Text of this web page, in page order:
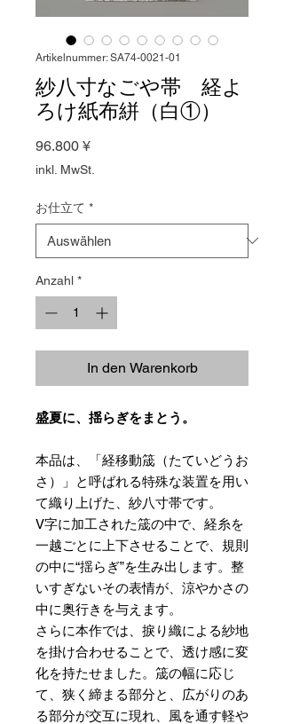
Artikelnummer: SA74-0021-01
紗八寸なごや帯 経よ
ろけ紙布絣（白①）
96.800 ¥Preis
inkl. MwSt.
お仕立て *
Anzahl *
In den Warenkorb
盛夏に、揺らぎをまとう。
本品は、「経移動筬（たていどうお
さ）」と呼ばれる特殊な装置を用い
て織り上げた、紗八寸帯です。
V字に加工された筬の中で、経糸を
一越ごとに上下させることで、規則
の中に“揺らぎ”を生み出します。整
いすぎないその表情が、涼やかさの
中に奥行きを与えます。
さらに本作では、捩り織による紗地
を掛け合わせることで、透け感に変
化を持たせました。筬の幅に応じ
て、狭く締まる部分と、広がりのあ
る部分が交互に現れ、風を通す軽や